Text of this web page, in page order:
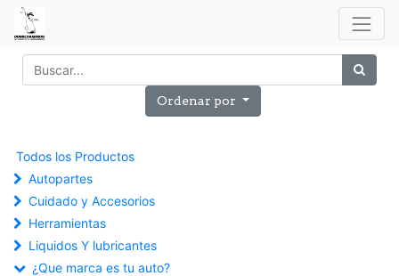
Ordenar por
Todos los Productos
Autopartes
Cuidado y Accesorios
Herramientas
Liquidos Y lubricantes
¿Que marca es tu auto?